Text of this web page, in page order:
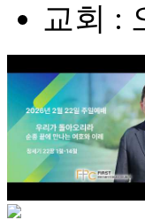
교회 :